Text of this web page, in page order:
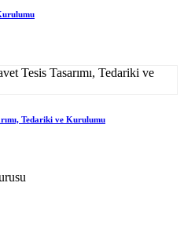
Tedariki ve Kurulumu